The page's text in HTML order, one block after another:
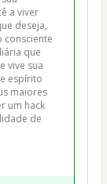
a viver
deseja,
consciente
que
vive sua
espírito
maiores
um hack
de